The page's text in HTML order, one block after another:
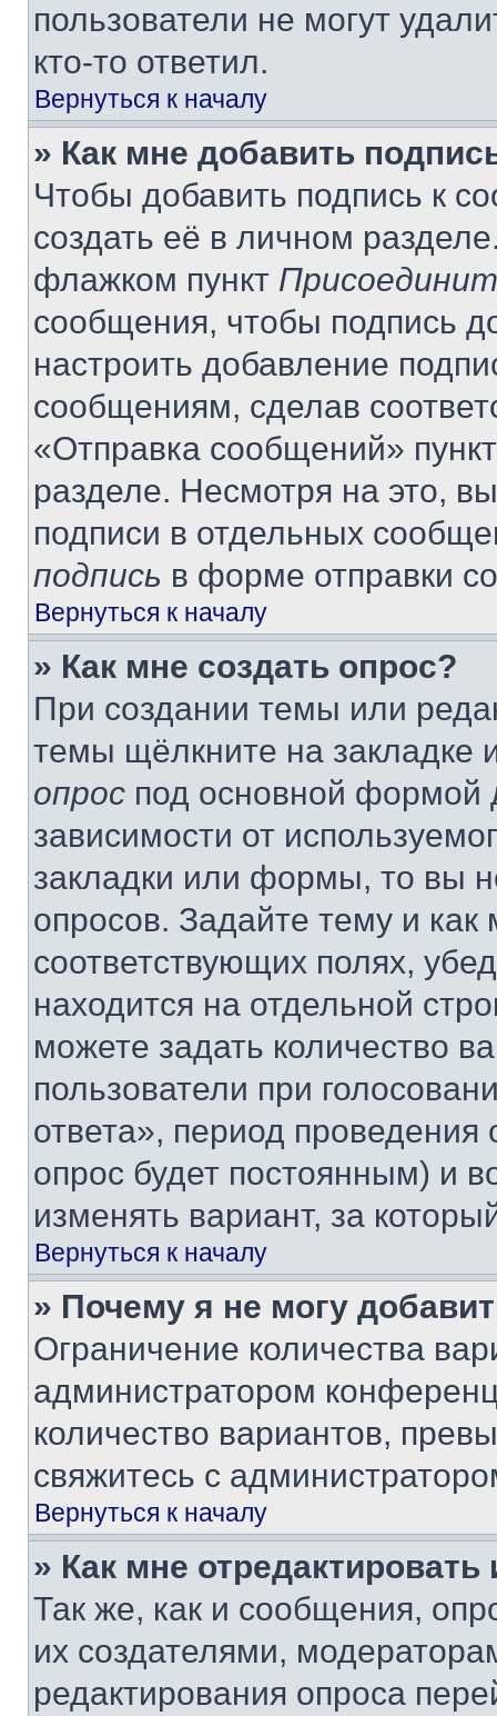
пользователи не могут
кто-то ответил.
Вернуться к началу
» Как мне добавить
Чтобы добавить подпись к
создать её в личном
флажком пункт
сообщения, чтобы подпись
настроить добавление
сообщениям, сделав
«Отправка сообщений»
разделе. Несмотря на это,
подписи в отдельных
подпись в форме отправки
Вернуться к началу
» Как мне создать опрос?
При создании темы или
темы щёлкните на
опрос под основной формой
зависимости от
закладки или формы, то вы
опросов. Задайте тему и
соответствующих полях,
находится на отдельной
можете задать количество
пользователи при
ответа», период проведения
опрос будет постоянным) и
изменять вариант, за
Вернуться к началу
» Почему я не могу
Ограничение количества
администратором
количество вариантов,
свяжитесь с
Вернуться к началу
» Как мне
Так же, как и сообщения,
их создателями,
редактирования опроса